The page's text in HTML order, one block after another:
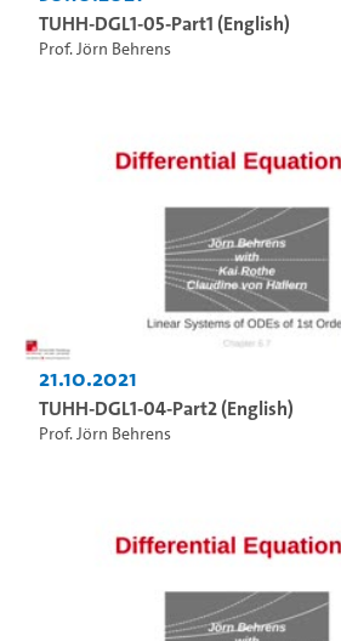
TUHH-DGL1-05-Part1 (English)
Prof. Jörn Behrens
21.10.2021
TUHH-DGL1-04-Part2 (English)
Prof. Jörn Behrens